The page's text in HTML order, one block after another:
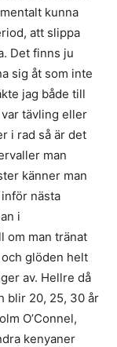
kunna
att slippa
Det finns ju
sig åt som inte
jag både till
tävling eller
i rad så är det
man
känner man
nästa
i
om man tränat
glöden helt
av. Hellre då
blir 20, 25, 30 år
O’Connel,
kenyaner